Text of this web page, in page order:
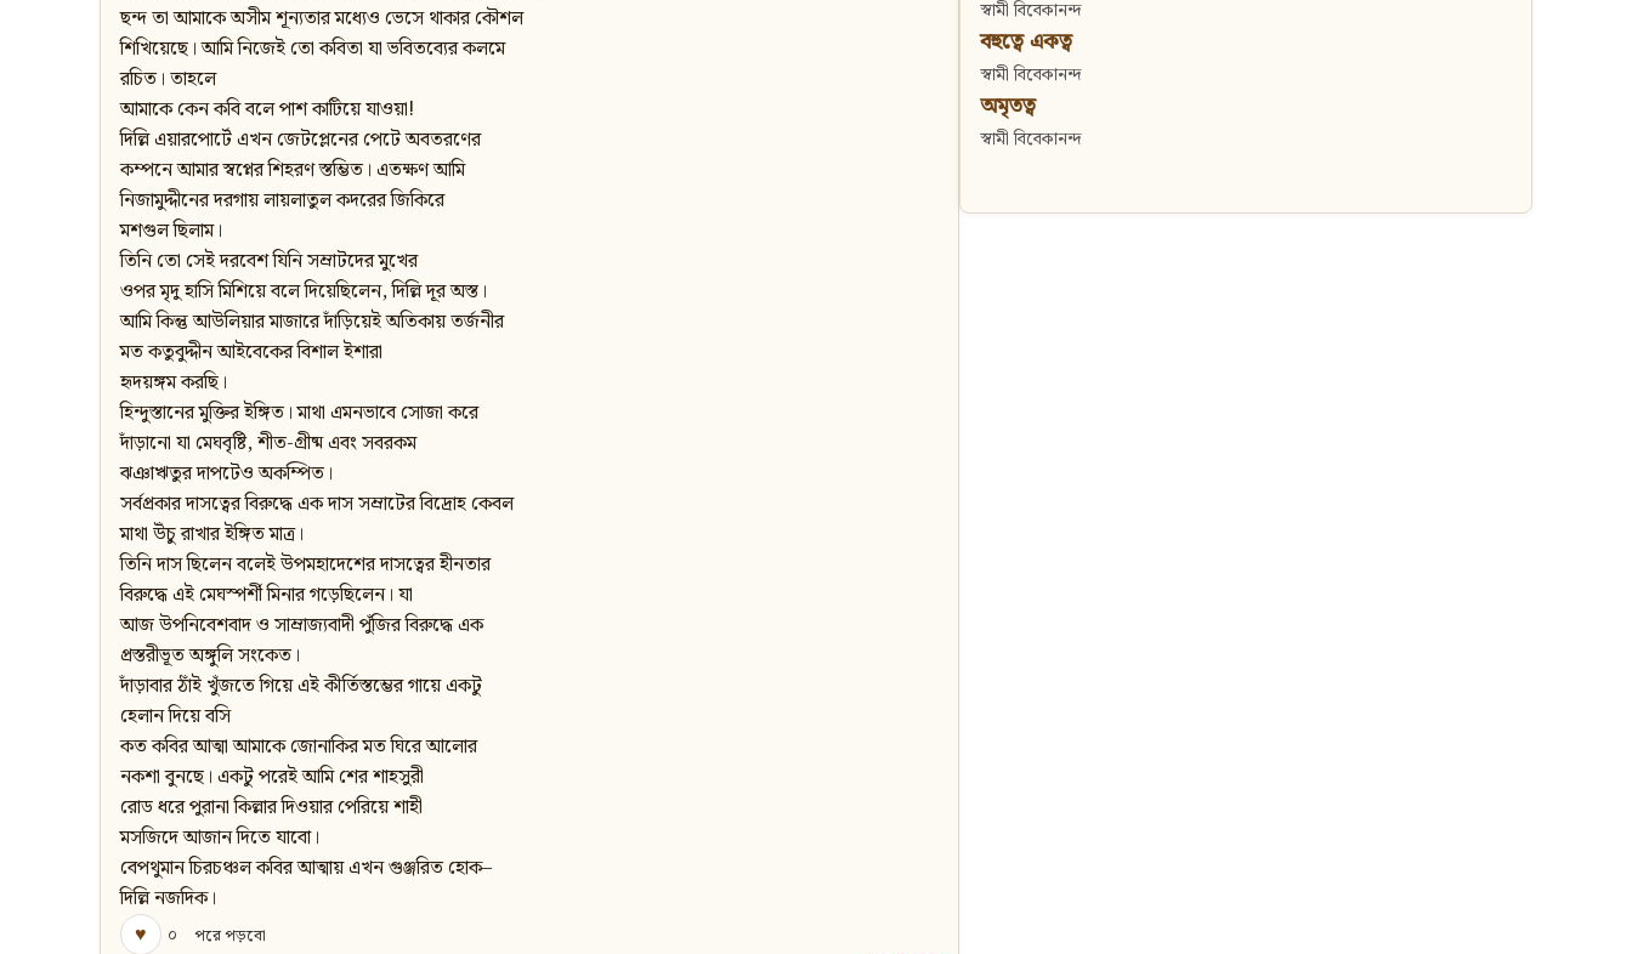
ছন্দ তা আমাকে অসীম শূন্যতার মধ্যেও ভেসে থাকার কৌশল
শিখিয়েছে। আমি নিজেই তো কবিতা যা ভবিতব্যের কলমে
রচিত। তাহলে
আমাকে কেন কবি বলে পাশ কাটিয়ে যাওয়া!
দিল্লি এয়ারপোর্টে এখন জেটপ্লেনের পেটে অবতরণের
কম্পনে আমার স্বপ্নের শিহরণ স্তম্ভিত। এতক্ষণ আমি
নিজামুদ্দীনের দরগায় লায়লাতুল কদরের জিকিরে
মশগুল ছিলাম।
তিনি তো সেই দরবেশ যিনি সম্রাটদের মুখের
ওপর মৃদু হাসি মিশিয়ে বলে দিয়েছিলেন, দিল্লি দূর অস্ত।
আমি কিন্তু আউলিয়ার মাজারে দাঁড়িয়েই অতিকায় তর্জনীর
মত কতুবুদ্দীন আইবেকের বিশাল ইশারা
হৃদয়ঙ্গম করছি।
হিন্দুস্তানের মুক্তির ইঙ্গিত। মাথা এমনভাবে সোজা করে
দাঁড়ানো যা মেঘবৃষ্টি, শীত-গ্রীষ্ম এবং সবরকম
ঝঞাঋতুর দাপটেও অকম্পিত।
সর্বপ্রকার দাসত্বের বিরুদ্ধে এক দাস সম্রাটের বিদ্রোহ কেবল
মাথা উঁচু রাখার ইঙ্গিত মাত্র।
তিনি দাস ছিলেন বলেই উপমহাদেশের দাসত্বের হীনতার
বিরুদ্ধে এই মেঘস্পর্শী মিনার গড়েছিলেন। যা
আজ উপনিবেশবাদ ও সাম্রাজ্যবাদী পুঁজির বিরুদ্ধে এক
প্রস্তরীভূত অঙ্গুলি সংকেত।
দাঁড়াবার ঠাঁই খুঁজতে গিয়ে এই কীর্তিস্তম্ভের গায়ে একটু
হেলান দিয়ে বসি
কত কবির আত্মা আমাকে জোনাকির মত ঘিরে আলোর
নকশা বুনছে। একটু পরেই আমি শের শাহসুরী
রোড ধরে পুরানা কিল্লার দিওয়ার পেরিয়ে শাহী
মসজিদে আজান দিতে যাবো।
বেপথুমান চিরচঞ্চল কবির আত্মায় এখন গুঞ্জরিত হোক–
দিল্লি নজদিক।
♥
০ পরে পড়বো
স্বামী বিবেকানন্দ
বহুত্বে একত্ব
স্বামী বিবেকানন্দ
অমৃতত্ব
স্বামী বিবেকানন্দ